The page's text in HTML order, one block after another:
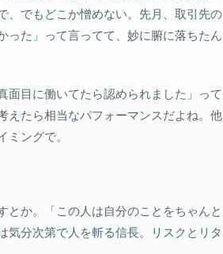
、でもどこか憎めない。先月、取引先の
った」って言ってて、妙に腑に落ちたん
面目に働いてたら認められました」って
えたら相当なパフォーマンスだよね。他
ングで。
とか。「この人は自分のことをちゃんと
気分次第で人を斬る信長。リスクとリタ